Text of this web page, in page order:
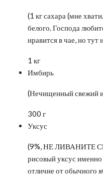
(1 кг сахара (мне
белого. Господа
нравится в чае, но тут
1 кг
Имбирь
(Нечищенный свежий
300 г
Уксус
(9%, НЕ ЛИВАНИТЕ
рисовый уксус именно
отличие от обычного